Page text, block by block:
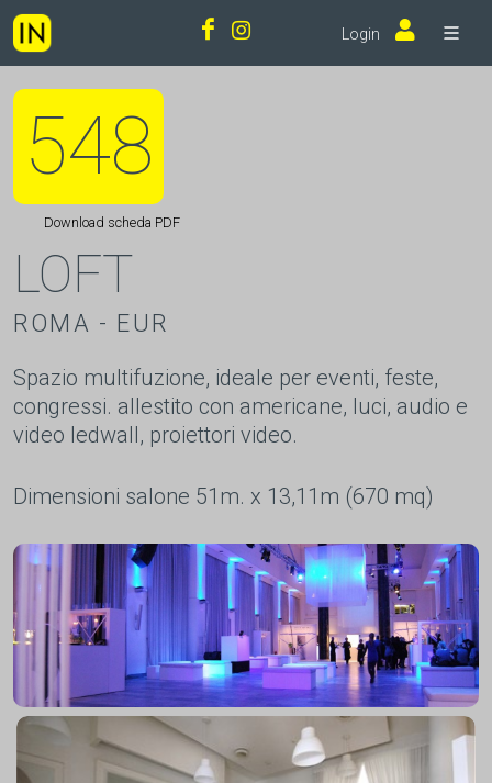
Login
548
Download scheda PDF
LOFT
ROMA - EUR
Spazio multifuzione, ideale per eventi, feste,
congressi. allestito con americane, luci, audio e
video ledwall, proiettori video.
Dimensioni salone 51m. x 13,11m (670 mq)